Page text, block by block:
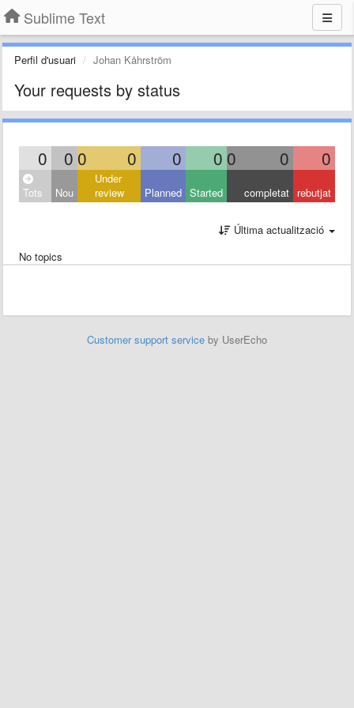
Sublime Text
Perfil d'usuari Johan Kåhrström
Your requests by status
0 0 0 0 0 0 0 0 0
Tots Nou
Under
review
Planned Started completat rebutjat
Última actualització
No topics
Customer support service by UserEcho